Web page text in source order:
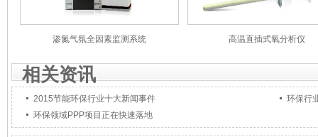
渗氮气氛全因素监测系统 高温直插式氧分析仪
相关资讯
2015节能环保行业十大新闻事件
环保行
环保领域PPP项目正在快速落地